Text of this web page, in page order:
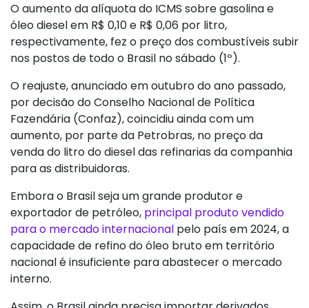
O aumento da alíquota do ICMS sobre gasolina e
óleo diesel em R$ 0,10 e R$ 0,06 por litro,
respectivamente, fez o preço dos combustíveis subir
nos postos de todo o Brasil no sábado (1º).
O reajuste, anunciado em outubro do ano passado,
por decisão do Conselho Nacional de Política
Fazendária (Confaz), coincidiu ainda com um
aumento, por parte da Petrobras, no preço da
venda do litro do diesel das refinarias da companhia
para as distribuidoras.
Embora o Brasil seja um grande produtor e
exportador de petróleo, principal produto vendido
para o mercado internacional pelo país em 2024, a
capacidade de refino do óleo bruto em território
nacional é insuficiente para abastecer o mercado
interno.